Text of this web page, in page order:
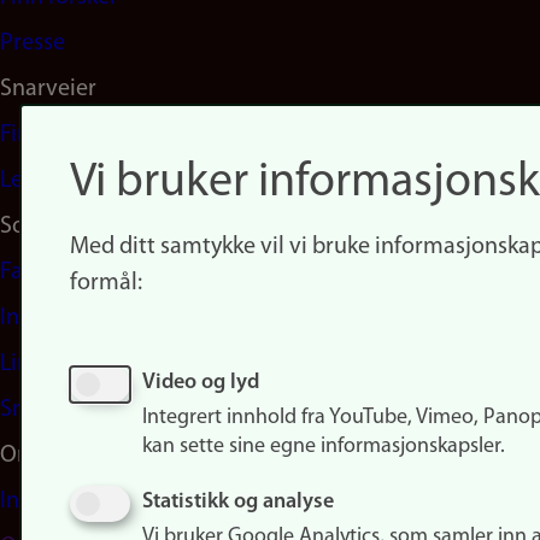
Presse
Snarveier
Finn studier
Ledige stillinger
Sosiale medier
Facebook
Instagram
LinkedIn
Snapchat
Om nettstedet
Informasjonskapsler
Vi bruker
Med ditt samtykke vil vi bruke
formål:
Video og lyd
Integrert innhold fra YouTube, Vimeo,
kan sette sine egne informasjonskapsler.
Statistikk og analyse